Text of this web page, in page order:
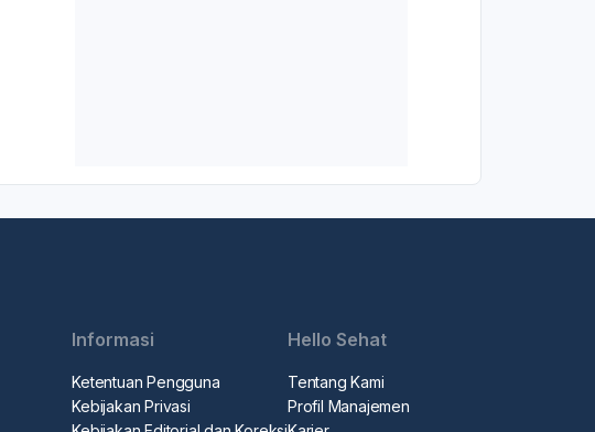
Informasi
Ketentuan Pengguna
Kebijakan Privasi
Hello Sehat
Tentang Kami
Profil Manajemen